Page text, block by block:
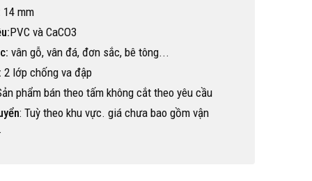
14 mm
PVC và CaCO3
vân gỗ, vân đá, đơn sắc, bê tông...
2 lớp chống va đập
phẩm bán theo tấm không cắt theo yêu cầu
: Tuỳ theo khu vực. giá chưa bao gồm vận